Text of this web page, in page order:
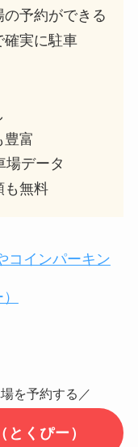
予約ができる
確実に駐車
豊富
場データ
も無料
コインパーキン
を予約する／
くぴー）